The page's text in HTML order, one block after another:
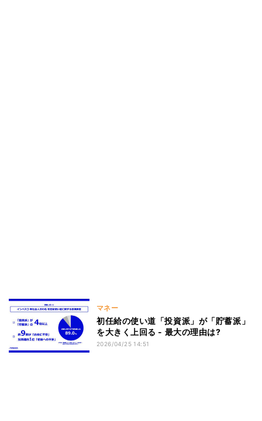
マネー
初任給の使い道「投資派」が「貯蓄派」
を大きく上回る - 最大の理由は?
2026/04/25 14:51